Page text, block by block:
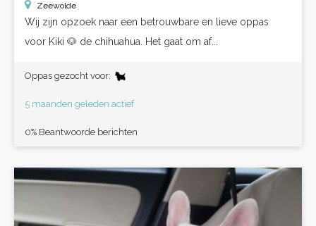
Zeewolde
Wij zijn opzoek naar een betrouwbare en lieve oppas
voor Kiki 🐶 de chihuahua. Het gaat om af...
Oppas gezocht voor:
5 maanden geleden actief
0% Beantwoorde berichten